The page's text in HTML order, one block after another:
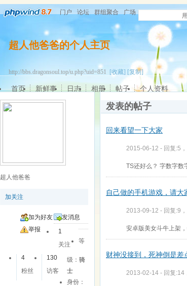
门户 论坛 群组聚合 广场
超人他爸爸的个人主页
http://bbs.dragonsoul.top/u.php?uid=851 [收藏] [复制]
首页 新鲜事 日志 相册 帖子 个人资料
超人他爸爸
加关注
加为好友
发消息
举报
1
关注
4
粉丝
130
访客
等
级：骑
士
身份：
发表的帖子
回来看望一下大家
2015-06-12 - 回复:5
TS还好么？ 字数字数
自己做的手机游戏，请大
2013-09-12 - 回复:9
安卓版美女斗牛上架
财神没接到，死神倒是差
2013-02-14 - 回复:14